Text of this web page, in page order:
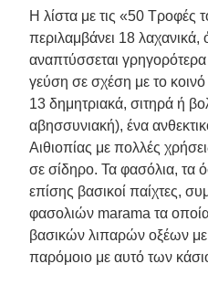
Η λίστα με τις «50 Τροφές
περιλαμβάνει 18
αναπτύσσεται γρηγορότερα
γεύση σε σχέση με το
13 δημητριακά, σιτηρά ή
αβησσυνιακή), ένα
Αιθιοπίας με πολλές
σε σίδηρο. Τα φασόλια, τα
επίσης βασικοί παίχτες,
φασολιών marama τα οποία
βασικών λιπαρών οξέων με
παρόμοιο με αυτό των